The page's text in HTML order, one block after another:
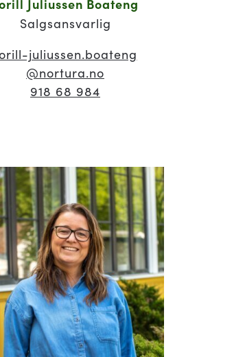
Torill Juliussen Boateng
torill-juliussen.boateng
@nortura.no